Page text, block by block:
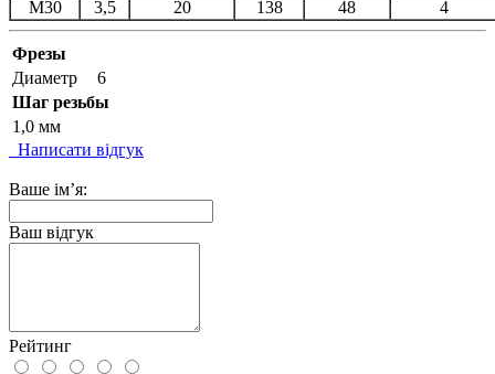
M30
3,5 20 138 48 4
Фрезы
Диаметр
6
Шаг резьбы
1,0 мм
Написати відгук
Ваше ім’я:
Ваш відгук
Рейтинг